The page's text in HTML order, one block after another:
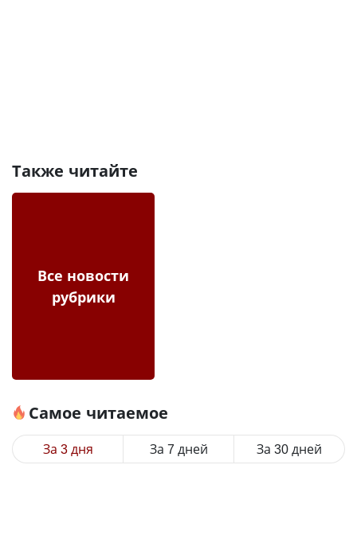
Также читайте
Все новости
рубрики
Самое читаемое
За 3 дня За 7 дней За 30 дней